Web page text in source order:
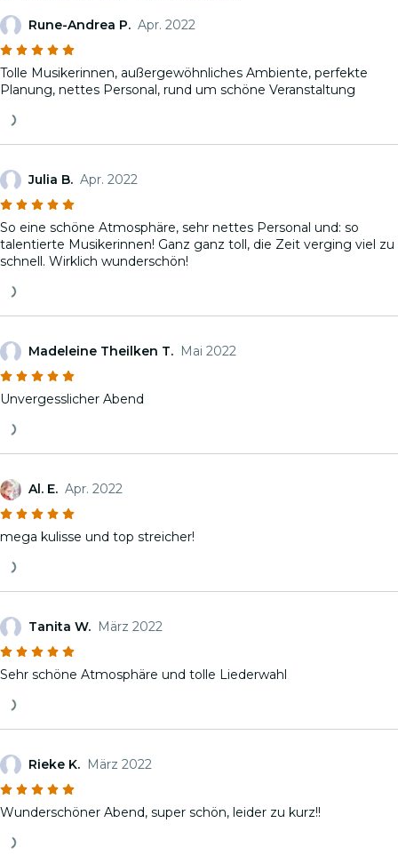
Rune-Andrea P. Apr. 2022
Tolle Musikerinnen, außergewöhnliches Ambiente, perfekte
Planung, nettes Personal, rund um schöne Veranstaltung
Julia B. Apr. 2022
So eine schöne Atmosphäre, sehr nettes Personal und: so
talentierte Musikerinnen! Ganz ganz toll, die Zeit verging viel zu
schnell. Wirklich wunderschön!
Madeleine Theilken T. Mai 2022
Unvergesslicher Abend
Al. E. Apr. 2022
mega kulisse und top streicher!
Tanita W. März 2022
Sehr schöne Atmosphäre und tolle Liederwahl
Rieke K. März 2022
Wunderschöner Abend, super schön, leider zu kurz!!